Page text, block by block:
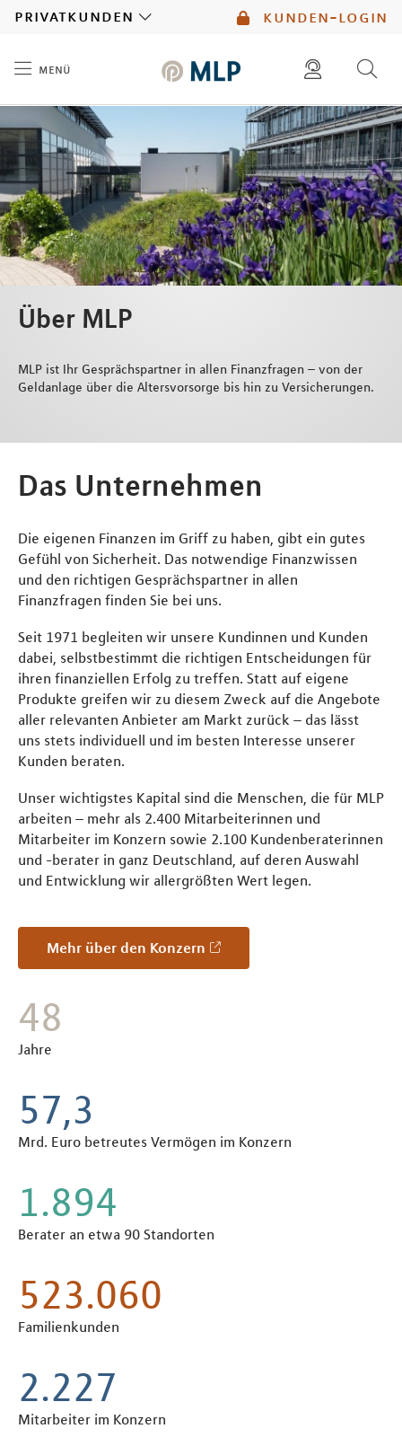
kunden-login
privatkunden
menü
diese website durchsuchen
mlp berater finden
Über MLP
MLP ist Ihr Gesprächspartner in allen Finanzfragen – von der
Geldanlage über die Altersvorsorge bis hin zu Versicherungen.
55
Jahre
65,2
Mrd. Euro betreutes Vermögen im Konzern
2.160
Berater an etwa 90 Standorten
597.100
Familienkunden
2.539
Mitarbeiter im Konzern
Das Unternehmen
Die eigenen Finanzen im Griff zu haben, gibt ein gutes
Gefühl von Sicherheit. Das notwendige Finanzwissen
und den richtigen Gesprächspartner in allen
Finanzfragen finden Sie bei uns.
Seit 1971 begleiten wir unsere Kundinnen und Kunden
dabei, selbstbestimmt die richtigen Entscheidungen für
ihren finanziellen Erfolg zu treffen. Statt auf eigene
Produkte greifen wir zu diesem Zweck auf die Angebote
aller relevanten Anbieter am Markt zurück – das lässt
uns stets individuell und im besten Interesse unserer
Kunden beraten.
Unser wichtigstes Kapital sind die Menschen, die für MLP
arbeiten – mehr als 2.400 Mitarbeiterinnen und
Mitarbeiter im Konzern sowie 2.100 Kundenberaterinnen
und -berater in ganz Deutschland, auf deren Auswahl
und Entwicklung wir allergrößten Wert legen.
Mehr über den Konzern